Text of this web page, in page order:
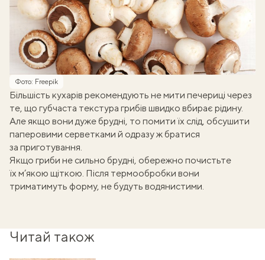
Фото: Freepik
Більшість кухарів рекомендують не мити печериці через
те, що губчаста текстура грибів швидко вбирає рідину.
Але якщо вони дуже брудні, то помити їх слід, обсушити
паперовими серветками й одразу ж братися
за приготування.
Якщо гриби не сильно брудні, обережно почистьте
їх м’якою щіткою. Після термообробки вони
триматимуть форму, не будуть водянистими.
Читай також